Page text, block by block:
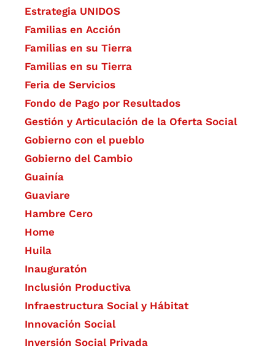
Estrategia UNIDOS
Familias en Acción
Familias en su Tierra
Familias en su Tierra
Feria de Servicios
Fondo de Pago por Resultados
Gestión y Articulación de la Oferta Social
Gobierno con el pueblo
Gobierno del Cambio
Guainía
Guaviare
Hambre Cero
Home
Huila
Inauguratón
Inclusión Productiva
Infraestructura Social y Hábitat
​Innovación Social
Inversión Social Privada